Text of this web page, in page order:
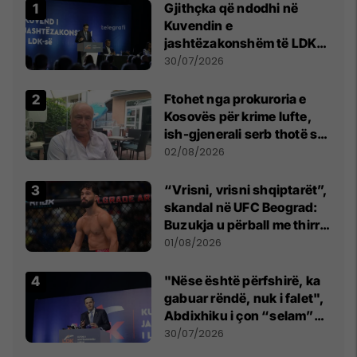
Gjithçka që ndodhi në
Kuvendin e
jashtëzakonshëm të LDK-
së
30/07/2026
Ftohet nga prokuroria e
Kosovës për krime lufte,
ish-gjenerali serb thotë se
dikush e tradhtoi në
02/08/2026
“Vrisni, vrisni shqiptarët”,
skandal në UFC Beograd:
Buzukja u përball me thirrje
anti-shqiptare nga
01/08/2026
"Nëse është përfshirë, ka
gabuar rëndë, nuk i falet",
Abdixhiku i çon “selam”
Përparim Ramës
30/07/2026